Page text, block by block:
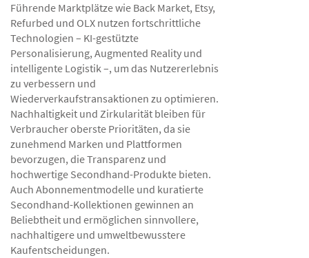
Führende Marktplätze wie Back Market, Etsy,
Refurbed und OLX nutzen fortschrittliche
Technologien – KI-gestützte
Personalisierung, Augmented Reality und
intelligente Logistik –, um das Nutzererlebnis
zu verbessern und
Wiederverkaufstransaktionen zu optimieren.
Nachhaltigkeit und Zirkularität bleiben für
Verbraucher oberste Prioritäten, da sie
zunehmend Marken und Plattformen
bevorzugen, die Transparenz und
hochwertige Secondhand-Produkte bieten.
Auch Abonnementmodelle und kuratierte
Secondhand-Kollektionen gewinnen an
Beliebtheit und ermöglichen sinnvollere,
nachhaltigere und umweltbewusstere
Kaufentscheidungen.